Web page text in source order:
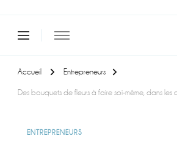
Accueil Entrepreneurs
Des bouquets de fleurs à faire soi-même, dans les
ENTREPRENEURS